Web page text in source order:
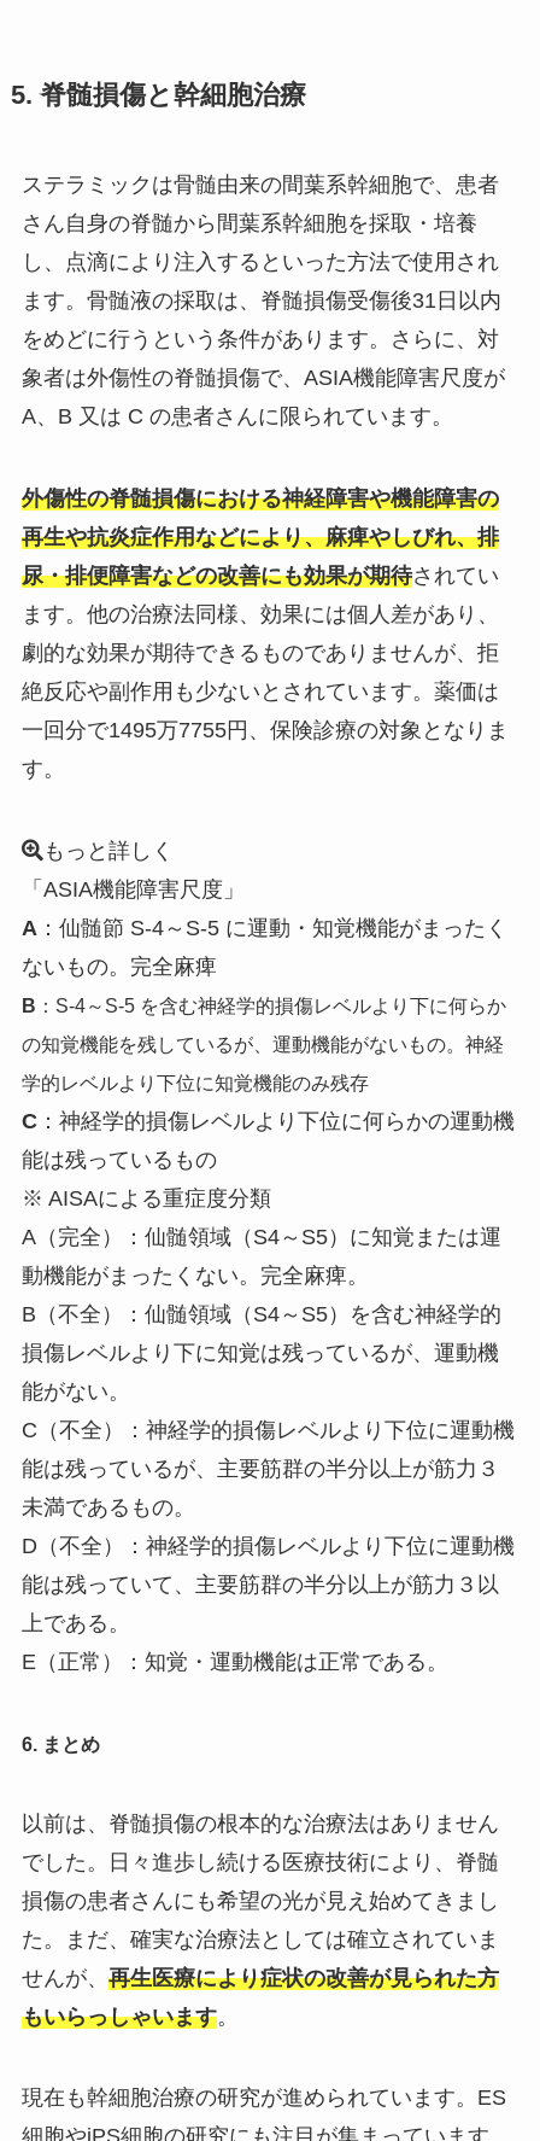
5. 脊髄損傷と幹細胞治療
ステラミックは骨髄由来の間葉系幹細胞で、患者
さん自身の脊髄から間葉系幹細胞を採取・培養
し、点滴により注入するといった方法で使用され
ます。骨髄液の採取は、脊髄損傷受傷後31日以内
をめどに行うという条件があります。さらに、対
象者は外傷性の脊髄損傷で、ASIA機能障害尺度が
A、B 又は C の患者さんに限られています。
外傷性の脊髄損傷における神経障害や機能障害の
再生や抗炎症作用などにより、麻痺やしびれ、排
尿・排便障害などの改善にも効果が期待されてい
ます。他の治療法同様、効果には個人差があり、
劇的な効果が期待できるものでありませんが、拒
絶反応や副作用も少ないとされています。薬価は
一回分で1495万7755円 、保険診療の対象となりま
す。
もっと詳しく
「ASIA機能障害尺度」
A ：仙髄節 S-4～S-5 に運動・知覚機能がまったく
ないもの。完全麻痺
B ：S-4～S-5 を含む神経学的損傷レベルより下に何らか
の知覚機能を残しているが、運動機能がないもの。神経
学的レベルより下位に知覚機能のみ残存
C：神経学的損傷レベルより下位に何らかの運動機
能は残っているもの
※ AISAによる重症度分類
A（完全）：仙髄領域（S4～S5）に知覚または運
動機能がまったくない。完全麻痺。
B（不全）：仙髄領域（S4～S5）を含む神経学的
損傷レベルより下に知覚は残っているが、運動機
能がない。
C（不全）：神経学的損傷レベルより下位に運動機
能は残っているが、主要筋群の半分以上が筋力３
未満であるもの。
D（不全）：神経学的損傷レベルより下位に運動機
能は残っていて、主要筋群の半分以上が筋力３以
上である。
E（正常）：知覚・運動機能は正常である。
6. まとめ
以前は、脊髄損傷の根本的な治療法はありません
でした。日々進歩し続ける医療技術により、脊髄
損傷の患者さんにも希望の光が見え始めてきまし
た。まだ、確実な治療法としては確立されていま
せんが、 再生医療により症状の改善が見られた方
もいらっしゃいます。
現在も幹細胞治療の研究が進められています。ES